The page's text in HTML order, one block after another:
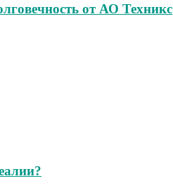
от АО Техникс